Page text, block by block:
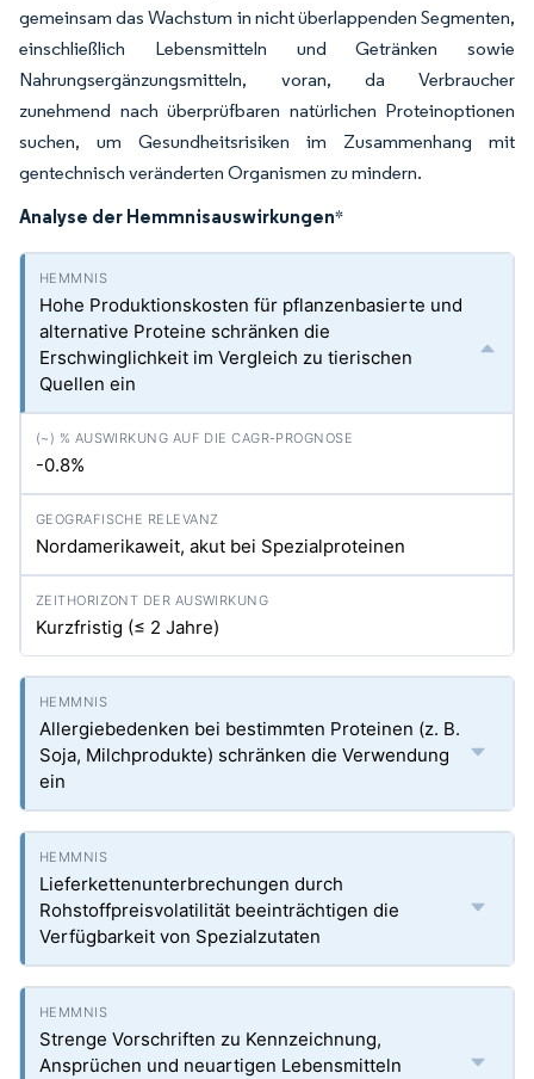
gemeinsam das Wachstum in nicht überlappenden Segmenten,
einschließlich Lebensmitteln und Getränken sowie
Nahrungsergänzungsmitteln, voran, da Verbraucher
zunehmend nach überprüfbaren natürlichen Proteinoptionen
suchen, um Gesundheitsrisiken im Zusammenhang mit
gentechnisch veränderten Organismen zu mindern.
Analyse der Hemmnisauswirkungen*
Hohe Produktionskosten für pflanzenbasierte und
alternative Proteine schränken die
Erschwinglichkeit im Vergleich zu tierischen
Quellen ein
-0.8%
Nordamerikaweit, akut bei Spezialproteinen
Kurzfristig (≤ 2 Jahre)
Allergiebedenken bei bestimmten Proteinen (z. B.
Soja, Milchprodukte) schränken die Verwendung
ein
Lieferkettenunterbrechungen durch
Rohstoffpreisvolatilität beeinträchtigen die
Verfügbarkeit von Spezialzutaten
Strenge Vorschriften zu Kennzeichnung,
Ansprüchen und neuartigen Lebensmitteln